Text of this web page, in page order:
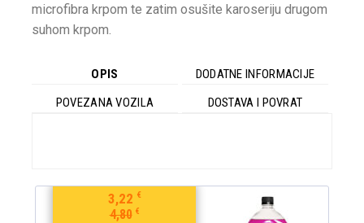
microfibra krpom te zatim osušite karoseriju drugom
suhom krpom.
OPIS
DODATNE INFORMACIJE
POVEZANA VOZILA
DOSTAVA I POVRAT
4,80 €
3,22 €